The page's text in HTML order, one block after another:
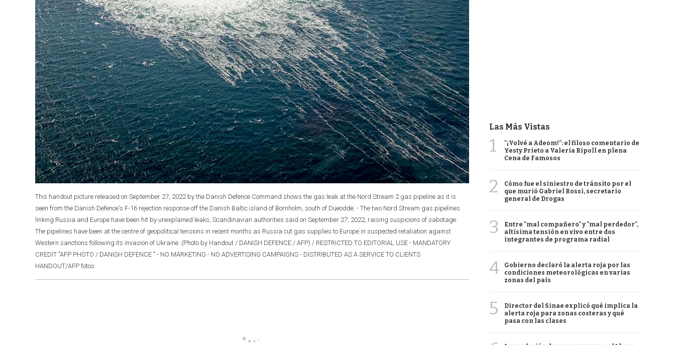
This handout picture released on September 27, 2022 by the Danish Defence Command shows the gas leak at the Nord Stream 2 gas pipeline as it is
seen from the Danish Defence's F-16 rejection response off the Danish Baltic island of Bornholm, south of Dueodde. - The two Nord Stream gas pipelines
linking Russia and Europe have been hit by unexplained leaks, Scandinavian authorities said on September 27, 2022, raising suspicions of sabotage.
The pipelines have been at the centre of geopolitical tensions in recent months as Russia cut gas supplies to Europe in suspected retaliation against
Western sanctions following its invasion of Ukraine. (Photo by Handout / DANISH DEFENCE / AFP) / RESTRICTED TO EDITORIAL USE - MANDATORY
CREDIT "AFP PHOTO / DANISH DEFENCE " - NO MARKETING - NO ADVERTISING CAMPAIGNS - DISTRIBUTED AS A SERVICE TO CLIENTS
HANDOUT/AFP fotos
Las Más Vistas
1
"¡Volvé a Adeom!": el filoso comentario de
Yesty Prieto a Valeria Ripoll en plena
Cena de Famosos
2
Cómo fue el siniestro de tránsito por el
que murió Gabriel Rossi, secretario
general de Drogas
3
Entre "mal compañero" y "mal perdedor",
altísima tensión en vivo entre dos
integrantes de programa radial
4
Gobierno declaró la alerta roja por las
condiciones meteorológicas en varias
zonas del país
5
Director del Sinae explicó qué implica la
alerta roja para zonas costeras y qué
pasa con las clases